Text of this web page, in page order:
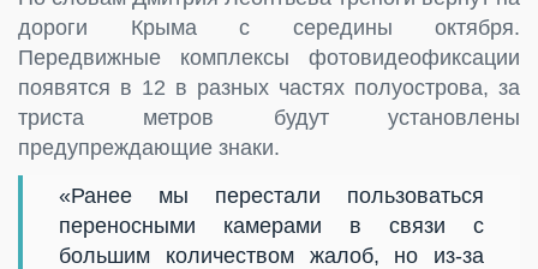
дороги Крыма с середины октября.
Передвижные комплексы фотовидеофиксации
появятся в 12 в разных частях полуострова, за
триста метров будут установлены
предупреждающие знаки.
«Ранее мы перестали пользоваться
переносными камерами в связи с
большим количеством жалоб, но из-за